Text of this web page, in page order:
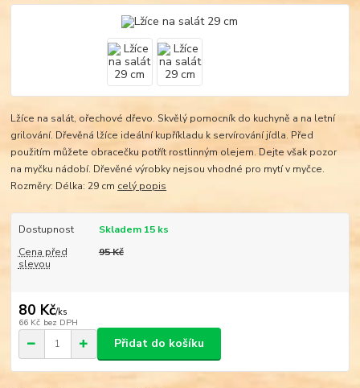
Lžíce na salát, ořechové dřevo. Skvělý pomocník do kuchyně a na letní
grilování. Dřevěná lžíce ideální kupříkladu k servírování jídla. Před
použitím můžete obracečku potřít rostlinným olejem. Dejte však pozor
na myčku nádobí. Dřevěné výrobky nejsou vhodné pro mytí v myčce.
Rozměry: Délka: 29 cm celý popis
Dostupnost
Skladem 15 ks
Cena před
slevou
95 Kč
80 Kč/ks
66 Kč bez DPH
Přidat do košíku